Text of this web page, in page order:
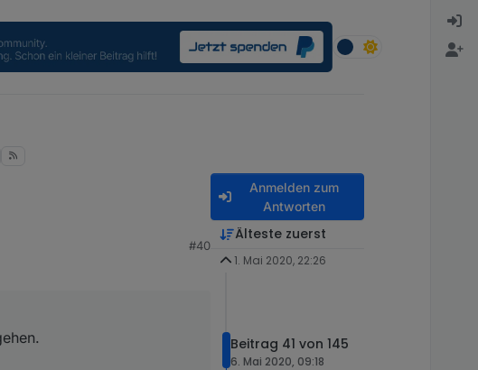
#40
Anmelden zum
Antworten
Älteste zuerst
1. Mai 2020, 22:26
Beitrag 41 von 145
6. Mai 2020, 09:18